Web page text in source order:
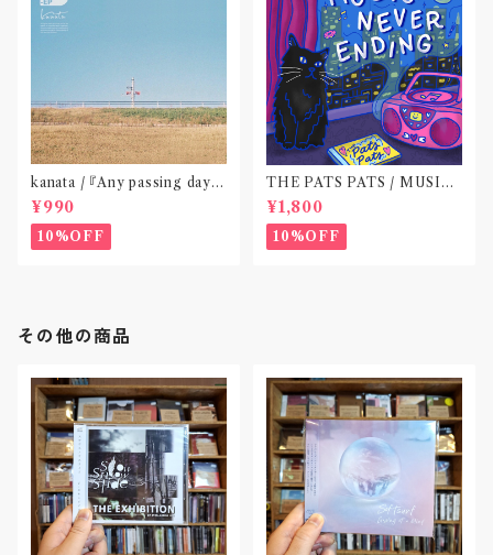
kanata / 『Any passing day -
EP』(CD作品)〝東京〟
¥990
10%OFF
THE PATS PATS / MUSIC
NEVER ENDING(CD作品)
¥1,800
10%OFF
その他の商品